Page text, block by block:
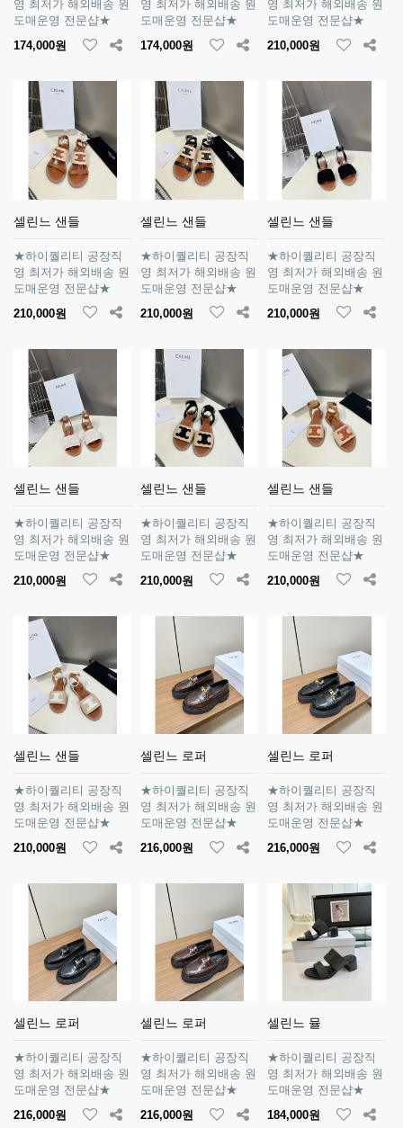
영 최저가 해외배송 원
도매운영 전문샵★
174,000원
영 최저가 해외배송 원
도매운영 전문샵★
174,000원
영 최저가 해외배송 원
도매운영 전문샵★
210,000원
셀린느 샌들
★하이퀄리티 공장직
영 최저가 해외배송 원
도매운영 전문샵★
210,000원
셀린느 샌들
★하이퀄리티 공장직
영 최저가 해외배송 원
도매운영 전문샵★
210,000원
셀린느 샌들
★하이퀄리티 공장직
영 최저가 해외배송 원
도매운영 전문샵★
210,000원
셀린느 샌들
★하이퀄리티 공장직
영 최저가 해외배송 원
도매운영 전문샵★
210,000원
셀린느 샌들
★하이퀄리티 공장직
영 최저가 해외배송 원
도매운영 전문샵★
210,000원
셀린느 샌들
★하이퀄리티 공장직
영 최저가 해외배송 원
도매운영 전문샵★
210,000원
셀린느 샌들
★하이퀄리티 공장직
영 최저가 해외배송 원
도매운영 전문샵★
210,000원
셀린느 로퍼
★하이퀄리티 공장직
영 최저가 해외배송 원
도매운영 전문샵★
216,000원
셀린느 로퍼
★하이퀄리티 공장직
영 최저가 해외배송 원
도매운영 전문샵★
216,000원
셀린느 로퍼
★하이퀄리티 공장직
영 최저가 해외배송 원
도매운영 전문샵★
216,000원
셀린느 로퍼
★하이퀄리티 공장직
영 최저가 해외배송 원
도매운영 전문샵★
216,000원
셀린느 뮬
★하이퀄리티 공장직
영 최저가 해외배송 원
도매운영 전문샵★
184,000원